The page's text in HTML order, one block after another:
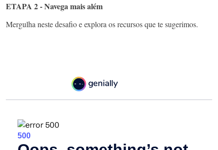
ETAPA 2 - Navega mais além
Mergulha neste desafio e explora os recursos que te sugerimos.